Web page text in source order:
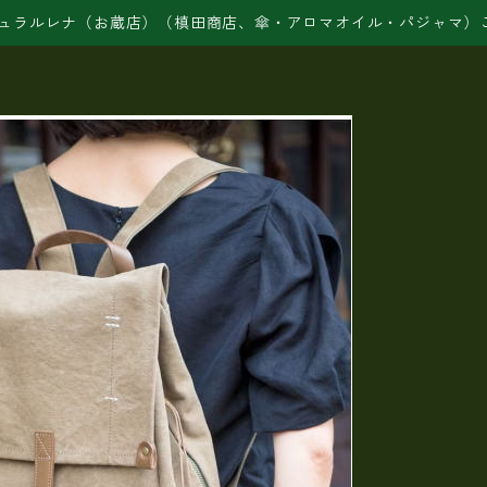
ラルレナ（お蔵店）（槙田商店、傘・アロマオイル・パジャマ）